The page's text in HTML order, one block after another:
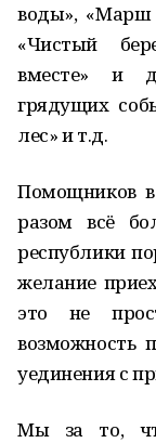
воды», «Марш
«Чистый
вместе» и
грядущих
лес» и т.д.
Помощников
разом всё
республики
желание
это не
возможность
уединения с
Мы за то,